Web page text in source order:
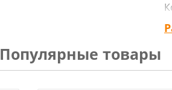
Популярные товары